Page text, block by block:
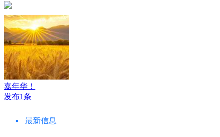
嘉年华！
发布1条
最新信息